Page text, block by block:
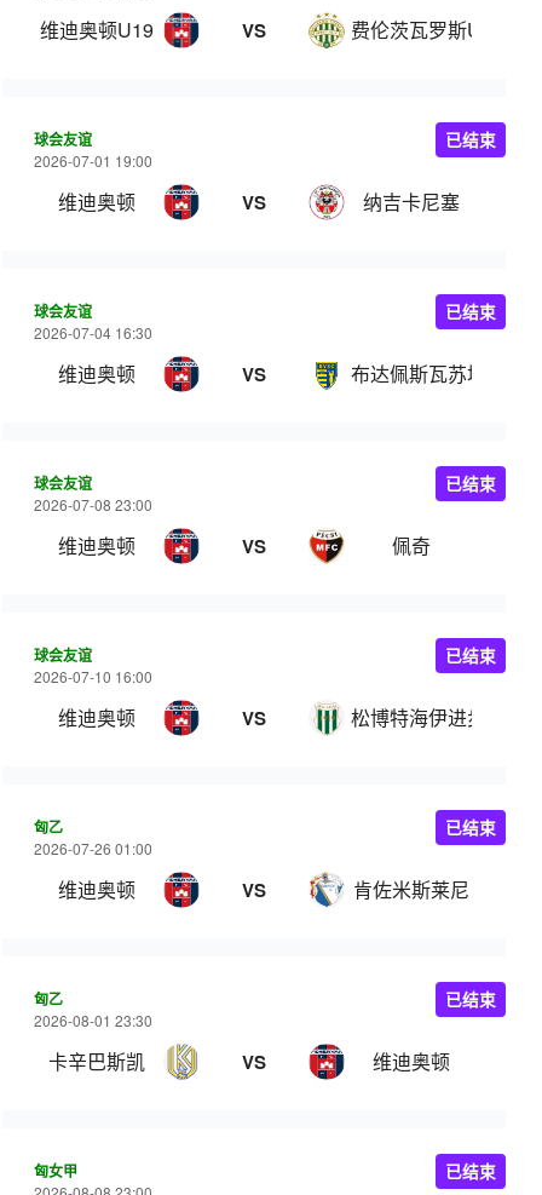
维迪奥顿U19 VS 费伦茨瓦罗斯U19
球会友谊
2026-07-01 19:00
维迪奥顿 VS 纳吉卡尼塞
已结束
球会友谊
2026-07-04 16:30
维迪奥顿 VS 布达佩斯瓦苏塔斯
已结束
球会友谊
2026-07-08 23:00
维迪奥顿 VS 佩奇
已结束
球会友谊
2026-07-10 16:00
维迪奥顿 VS 松博特海伊进步
已结束
匈乙
2026-07-26 01:00
维迪奥顿 VS 肯佐米斯莱尼
已结束
匈乙
2026-08-01 23:30
卡辛巴斯凯 VS 维迪奥顿
已结束
匈女甲 已结束